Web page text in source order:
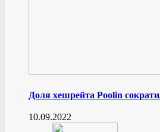
Доля хешрейта Poolin
10.09.2022